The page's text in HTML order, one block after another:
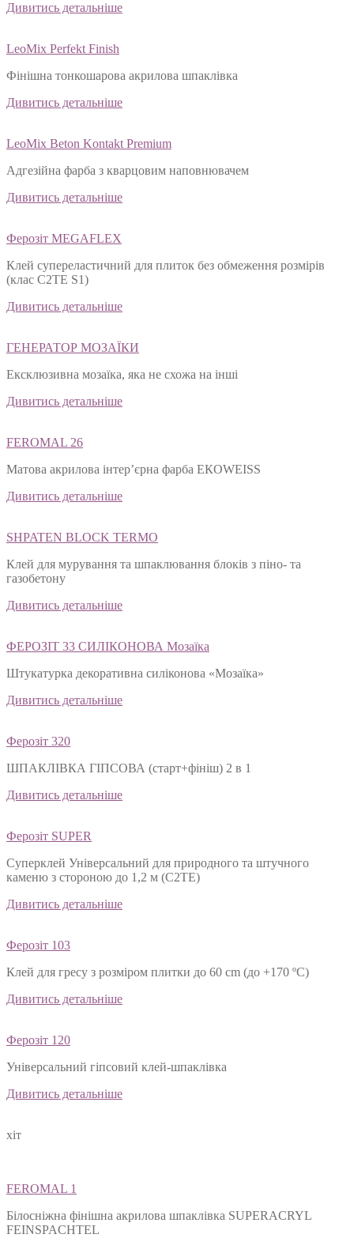
Дивитись детальніше
LeoMix Perfekt Finish
Фінішна тонкошарова акрилова шпаклівка
Дивитись детальніше
LeoMix Beton Kontakt Premium
Адгезійна фарба з кварцовим наповнювачем
Дивитись детальніше
Ферозіт MEGAFLEX
Клей супереластичний для плиток без обмеження розмірів
(клас С2ТЕ S1)
Дивитись детальніше
ГЕНЕРАТОР МОЗАЇКИ
Ексклюзивна мозаїка, яка не схожа на інші
Дивитись детальніше
FEROMAL 26
Матова акрилова інтер’єрна фарба ЕКОWEISS
Дивитись детальніше
SHPATEN BLOСK TERMO
Клей для мурування та шпаклювання блоків з піно- та
газобетону
Дивитись детальніше
ФЕРОЗІТ 33 СИЛІКОНОВА Мозаїка
Штукатурка декоративна силіконова «Мозаїка»
Дивитись детальніше
Ферозіт 320
ШПАКЛІВКА ГІПСОВА (старт+фініш) 2 в 1
Дивитись детальніше
Ферозіт SUPER
Суперклей Універсальний для природного та штучного
каменю з стороною до 1,2 м (C2TЕ)
Дивитись детальніше
Ферозіт 103
Клей для гресу з розміром плитки до 60 cm (до +170 ºС)
Дивитись детальніше
Ферозіт 120
Універсальний гіпсовий клей-шпаклівка
Дивитись детальніше
хіт
FEROMAL 1
Білосніжна фінішна акрилова шпаклівка SUPERACRYL
FEINSPACHTEL